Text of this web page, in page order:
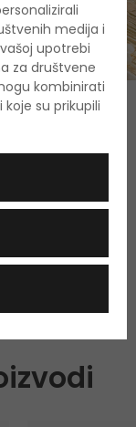
, koraljna,
medija i
upotrebi
za društvene
kombinirati
su prikupili